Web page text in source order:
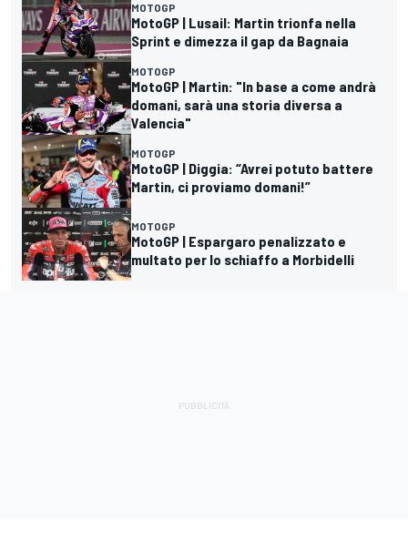
MOTOGP
MotoGP | Lusail: Martin trionfa nella
Sprint e dimezza il gap da Bagnaia
MOTOGP
MotoGP | Martin: "In base a come andrà
domani, sarà una storia diversa a
Valencia"
MOTOGP
MotoGP | Diggia: “Avrei potuto battere
Martin, ci proviamo domani!”
MOTOGP
MotoGP | Espargaro penalizzato e
multato per lo schiaffo a Morbidelli